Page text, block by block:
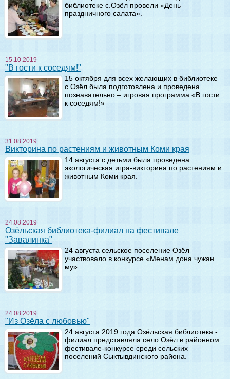
библиотеке с.Озёл провели «День
праздничного салата».
15.10.2019
"В гости к соседям!"
15 октября для всех желающих в библиотеке
с.Озёл была подготовлена и проведена
познавательно – игровая программа «В гости
к соседям!»
31.08.2019
Викторина по растениям и животным Коми края
14 августа с детьми была проведена
экологическая игра-викторина по растениям и
животным Коми края.
24.08.2019
Озёльская библиотека-филиал на фестивале
"Завалинка"
24 августа сельское поселение Озёл
участвовало в конкурсе «Менам дона чужан
му».
24.08.2019
"Из Озёла с любовью"
24 августа 2019 года Озёльская библиотека -
филиал представляла село Озёл в районном
фестивале-конкурсе среди сельских
поселений Сыктывдинского района.